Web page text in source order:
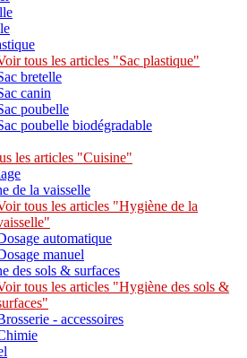
tous les articles "Sac plastique"
bretelle
canin
poubelle
poubelle biodégradable
les articles "Cuisine"
de la vaisselle
tous les articles "Hygiène de la
automatique
manuel
des sols & surfaces
tous les articles "Hygiène des sols &
- accessoires